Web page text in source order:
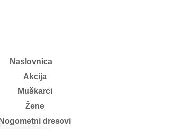
Naslovnica
Akcija
Muškarci
Žene
Nogometni dresovi